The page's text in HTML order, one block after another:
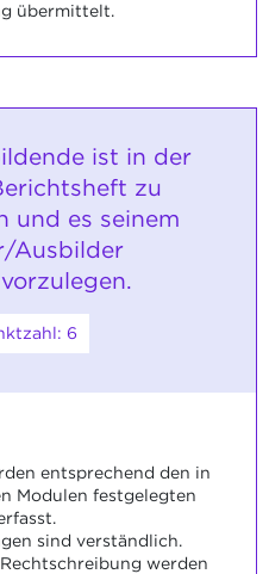
übermittelt.
ist in der
zu
und es seinem
Ausbilder
6
entsprechend den in
Modulen festgelegten
sind verständlich.
werden